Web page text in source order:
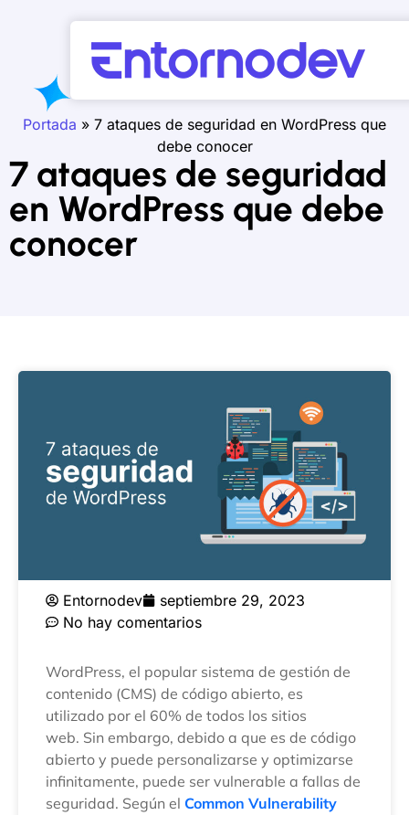
Portada » 7 ataques de seguridad en WordPress que
debe conocer
7 ataques de seguridad
en WordPress que debe
conocer
Entornodev
septiembre 29, 2023
No hay comentarios
WordPress, el popular sistema de gestión de
contenido (CMS) de código abierto, es
utilizado por el 60% de todos los sitios
web. Sin embargo, debido a que es de código
abierto y puede personalizarse y optimizarse
infinitamente, puede ser vulnerable a fallas de
seguridad. Según el Common Vulnerability